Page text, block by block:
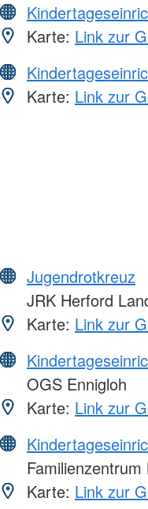
Karte: Link zur
Karte: Link zur
Jugendrotkreuz
JRK Herford
Karte: Link zur
OGS Ennigloh
Karte: Link zur
Karte: Link zur